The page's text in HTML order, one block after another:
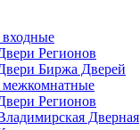
Регионов
Биржа Дверей
межкомнатные
Регионов
Дверная